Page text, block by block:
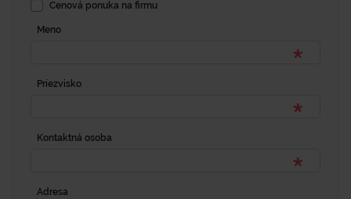
Cenová ponuka na firmu
Meno
Priezvisko
Kontaktná osoba
Adresa